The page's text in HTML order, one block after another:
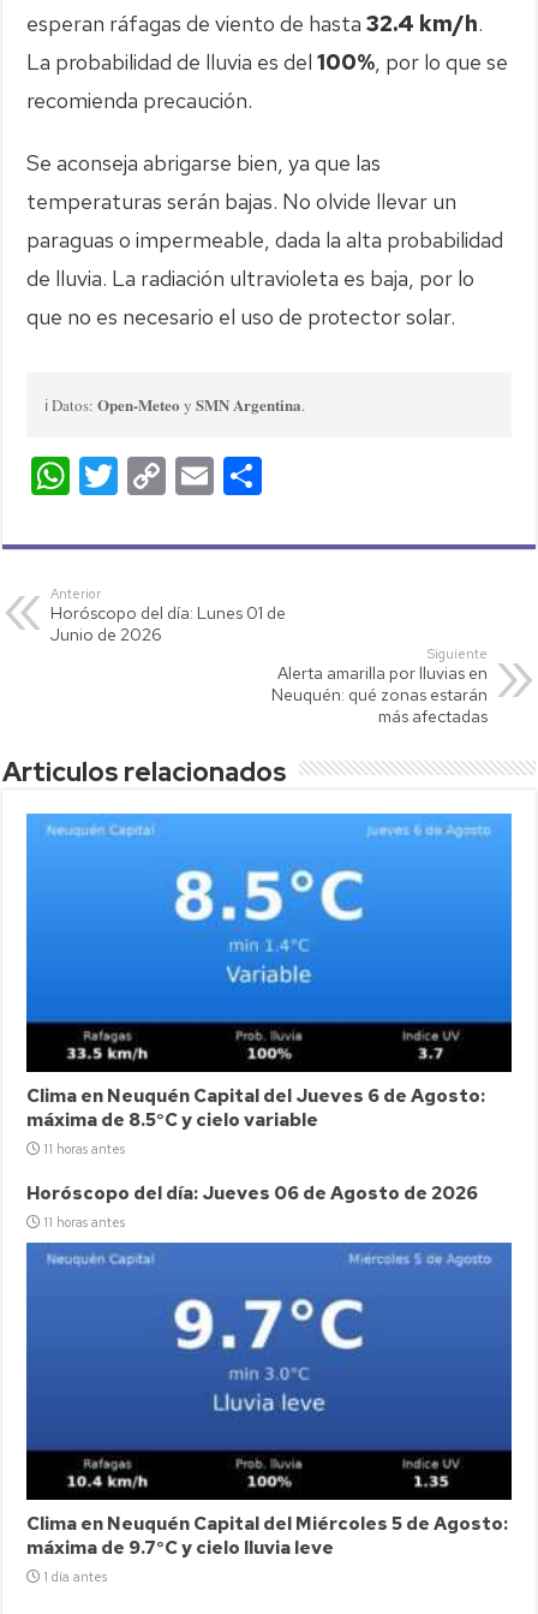
esperan ráfagas de viento de hasta32.4 km/h.
La probabilidad de lluvia es del100%, por lo que se
recomienda precaución.
Se aconseja abrigarse bien, ya que las
temperaturas serán bajas. No olvide llevar un
paraguas o impermeable, dada la alta probabilidad
de lluvia. La radiación ultravioleta es baja, por lo
que no es necesario el uso de protector solar.
ℹ️ Datos:Open-Meteo ySMN Argentina.
W
at
s
A
T
tt
C
p
Li
E
ail m
ar
tir
Anterior
Horóscopo del día: Lunes 01 de
Junio de 2026
Siguiente
Alerta amarilla por lluvias en
Neuquén: qué zonas estarán
más afectadas
Articulos relacionados
Clima en Neuquén Capital del Jueves 6 de Agosto:
máxima de 8.5°C y cielo variable
11 horas antes
Horóscopo del día: Jueves 06 de Agosto de 2026
11 horas antes
Clima en Neuquén Capital del Miércoles 5 de Agosto:
máxima de 9.7°C y cielo lluvia leve
1 día antes